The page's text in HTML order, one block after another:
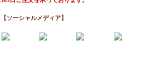
【ソーシャルメディア】